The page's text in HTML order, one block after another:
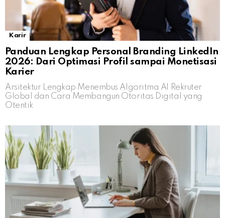
Karir
Panduan Lengkap Personal Branding LinkedIn
2026: Dari Optimasi Profil sampai Monetisasi
Karier
Arsitektur Lengkap Menembus Algoritma AI Rekruter
Global dan Cara Membangun Otoritas Digital yang
Otentik